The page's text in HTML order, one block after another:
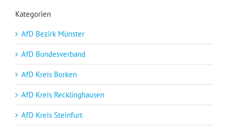
Kategorien
AfD Bezirk Münster
AfD Bundesverband
AfD Kreis Borken
AfD Kreis Recklinghausen
AfD Kreis Steinfurt